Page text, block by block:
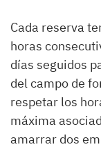
Cada reserva
horas
días seguidos
del campo de
respetar los
máxima
amarrar dos